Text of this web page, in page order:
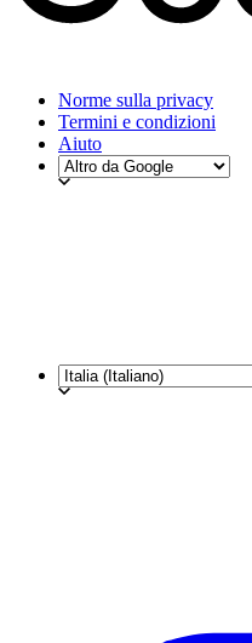
Norme sulla privacy
Termini e condizioni
Aiuto